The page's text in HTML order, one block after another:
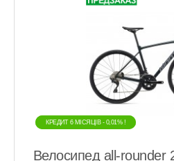
КРЕДИТ 6 МIСЯЦIВ - 0,01% !
КРЕДИТ 6 МIСЯЦIВ - 0,01% !
Велосипед all-rounder